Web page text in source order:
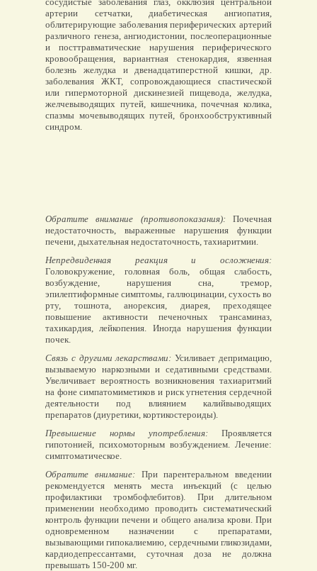
артерии сетчатки, диабетическая ангиопатия,
облитерирующие заболевания периферических артерий
различного генеза, ангиодистонии, послеоперационные
и посттравматические нарушения периферического
кровообращения, вариантная стенокардия, язвенная
болезнь желудка и двенадцатиперстной кишки, др.
заболевания ЖКТ, сопровождающиеся спастической
или гипермоторной дискинезией пищевода, желудка,
желчевыводящих путей, кишечника, почечная колика,
спазмы мочевыводящих путей, бронхообструктивный
синдром.
Обратите внимание (противопоказания):Почечная
недостаточность, выраженные нарушения функции
печени, дыхательная недостаточность, тахиаритмии.
Непредвиденная реакция и осложнения:
Головокружение, головная боль, общая слабость,
возбуждение, нарушения сна, тремор,
эпилептиформные симптомы, галлюцинации, сухость во
рту, тошнота, анорексия, диарея, преходящее
повышение активности печеночных трансаминаз,
тахикардия, лейкопения. Иногда нарушения функции
почек.
Связь с другими лекарствами: Усиливает депримацию,
вызываемую наркозными и седативными средствами.
Увеличивает вероятность возникновения тахиаритмий
на фоне симпатомиметиков и риск угнетения сердечной
деятельности под влиянием калийвыводящих
препаратов (диуретики, кортикостероиды).
Превышение нормы употребления: Проявляется
гипотонией, психомоторным возбуждением. Лечение:
симптоматическое.
Обратите внимание:При парентеральном введении
рекомендуется менять места инъекций (с целью
профилактики тромбофлебитов). При длительном
применении необходимо проводить систематический
контроль функции печени и общего анализа крови. При
одновременном назначении с препаратами,
вызывающими гипокалиемию, сердечными гликозидами,
кардиодепрессантами, суточная доза не должна
превышать 150-200 мг.